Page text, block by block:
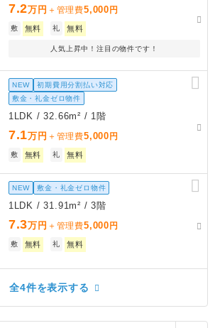
7.2万円 ＋管理費5,000 円
敷 無料 礼 無料
人気上昇中！注目の物件です！
NEW
初期費用分割払い対応
敷金・礼金ゼロ物件
1LDK / 32.66m² / 1階
7.1万円 ＋管理費5,000 円
敷 無料 礼 無料
NEW 敷金・礼金ゼロ物件
1LDK / 31.91m² / 3階
7.3万円 ＋管理費5,000 円
敷 無料 礼 無料
全4件を表示する